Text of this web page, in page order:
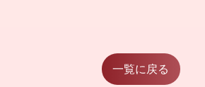
一覧に戻る